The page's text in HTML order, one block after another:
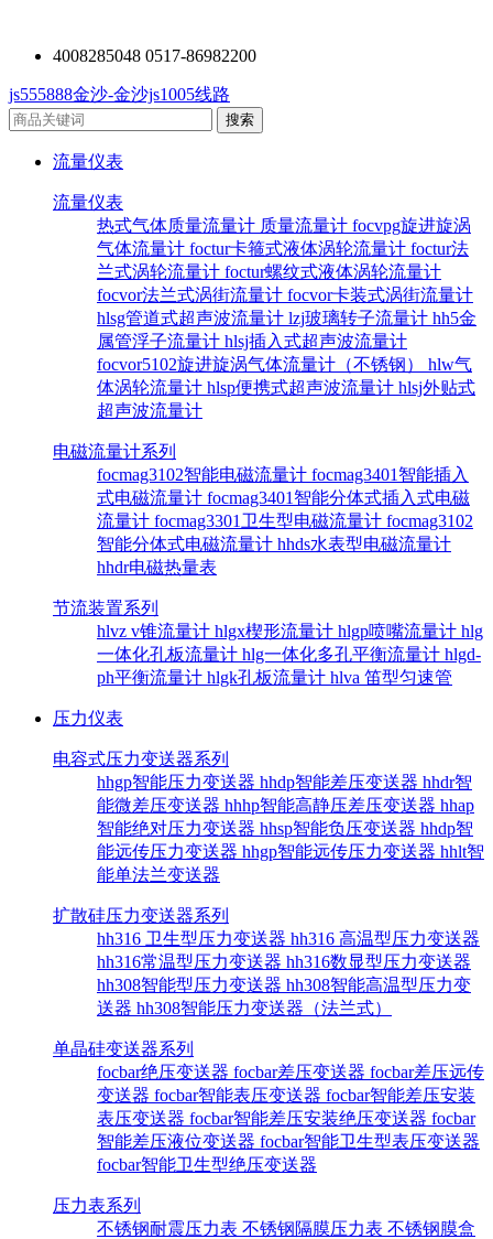
4008285048 0517-86982200
js555888金沙-金沙js1005线路
流量仪表
流量仪表
热式气体质量流量计 质量流量计 focvpg旋进旋涡
气体流量计 foctur卡箍式液体涡轮流量计 foctur法
兰式涡轮流量计 foctur螺纹式液体涡轮流量计
focvor法兰式涡街流量计 focvor卡装式涡街流量计
hlsg管道式超声波流量计 lzj玻璃转子流量计 hh5金
属管浮子流量计 hlsj插入式超声波流量计
focvor5102旋进旋涡气体流量计（不锈钢） hlw气
体涡轮流量计 hlsp便携式超声波流量计 hlsj外贴式
超声波流量计
电磁流量计系列
focmag3102智能电磁流量计 focmag3401智能插入
式电磁流量计 focmag3401智能分体式插入式电磁
流量计 focmag3301卫生型电磁流量计 focmag3102
智能分体式电磁流量计 hhds水表型电磁流量计
hhdr电磁热量表
节流装置系列
hlvz v锥流量计 hlgx楔形流量计 hlgp喷嘴流量计 hlg
一体化孔板流量计 hlg一体化多孔平衡流量计 hlgd-
ph平衡流量计 hlgk孔板流量计 hlva 笛型匀速管
压力仪表
电容式压力变送器系列
hhgp智能压力变送器 hhdp智能差压变送器 hhdr智
能微差压变送器 hhhp智能高静压差压变送器 hhap
智能绝对压力变送器 hhsp智能负压变送器 hhdp智
能远传压力变送器 hhgp智能远传压力变送器 hhlt智
能单法兰变送器
扩散硅压力变送器系列
hh316 卫生型压力变送器 hh316 高温型压力变送器
hh316常温型压力变送器 hh316数显型压力变送器
hh308智能型压力变送器 hh308智能高温型压力变
送器 hh308智能压力变送器（法兰式）
单晶硅变送器系列
focbar绝压变送器 focbar差压变送器 focbar差压远传
变送器 focbar智能表压变送器 focbar智能差压安装
表压变送器 focbar智能差压安装绝压变送器 focbar
智能差压液位变送器 focbar智能卫生型表压变送器
focbar智能卫生型绝压变送器
压力表系列
不锈钢耐震压力表 不锈钢隔膜压力表 不锈钢膜盒